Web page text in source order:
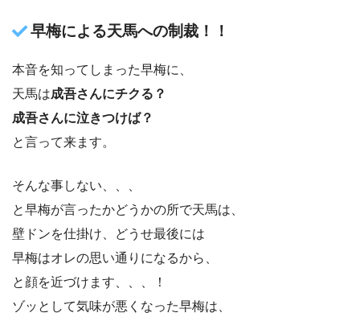
早梅による天馬への制裁！！
本音を知ってしまった早梅に、
天馬は成吾さんにチクる？
成吾さんに泣きつけば？
と言って来ます。
そんな事しない、、、
と早梅が言ったかどうかの所で天馬は、
壁ドンを仕掛け、どうせ最後には
早梅はオレの思い通りになるから、
と顔を近づけます、、、！
ゾッとして気味が悪くなった早梅は、